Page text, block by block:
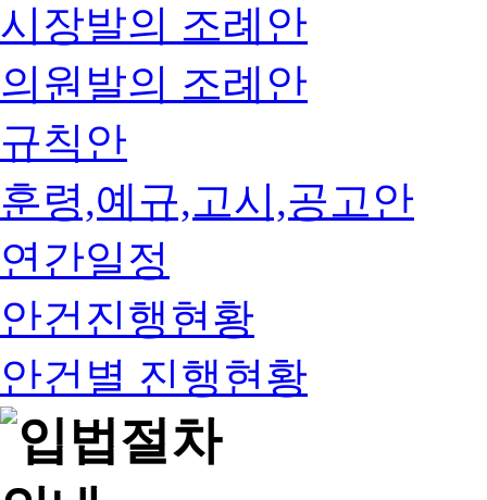
시장발의 조례안
의원발의 조례안
규칙안
훈령,예규,고시,공고안
연간일정
안건진행현황
안건별 진행현황